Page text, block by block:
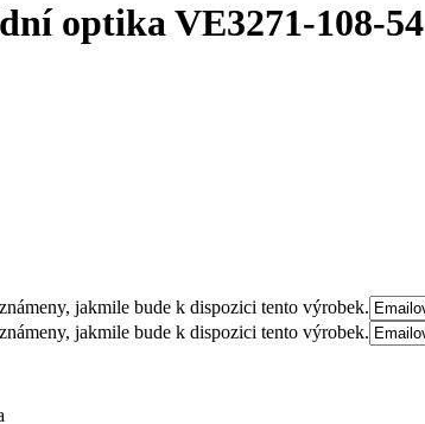
optikaVE3271-108-54
jakmile bude k dispozici tento výrobek.
jakmile bude k dispozici tento výrobek.